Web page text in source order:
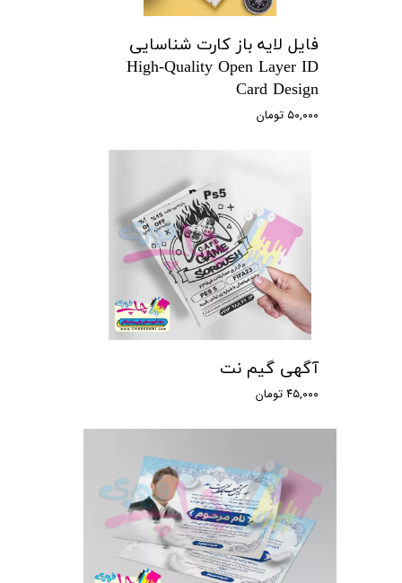
فایل لایه باز کارت شناسایی
High-Quality Open Layer ID
Card Design
۵۰,۰۰۰ تومان
آگهی گیم نت
۴۵,۰۰۰ تومان